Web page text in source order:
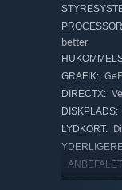
better
GRAFIK:
DIRECTX:
DISKPLADS:
LYDKORT:
Kræver en